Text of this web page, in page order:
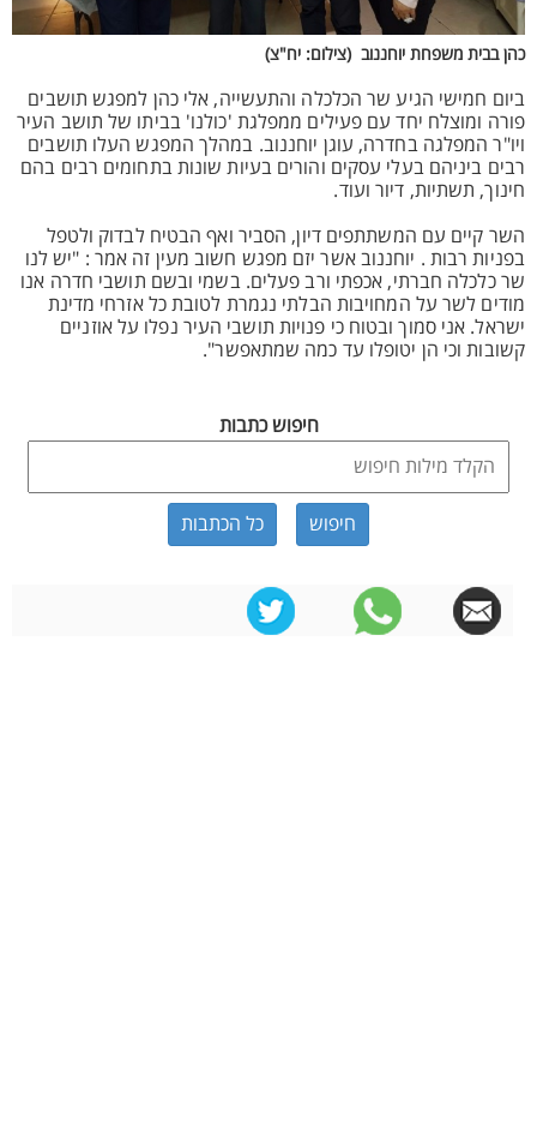
כהן בבית משפחת יוחננוב (צילום: יח"צ)
ביום חמישי הגיע שר הכלכלה והתעשייה, אלי כהן למפגש תושבים
פורה ומוצלח יחד עם פעילים ממפלגת 'כולנו' בביתו של תושב העיר
ויו"ר המפלגה בחדרה, עוגן יוחננוב. במהלך המפגש העלו תושבים
רבים ביניהם בעלי עסקים והורים בעיות שונות בתחומים רבים בהם
חינוך, תשתיות, דיור ועוד.
השר קיים עם המשתתפים דיון, הסביר ואף הבטיח לבדוק ולטפל
בפניות רבות . יוחננוב אשר יזם מפגש חשוב מעין זה אמר : "יש לנו
שר כלכלה חברתי, אכפתי ורב פעלים. בשמי ובשם תושבי חדרה אנו
מודים לשר על המחויבות הבלתי נגמרת לטובת כל אזרחי מדינת
ישראל. אני סמוך ובטוח כי פנויות תושבי העיר נפלו על אוזניים
קשובות וכי הן יטופלו עד כמה שמתאפשר".
חיפוש כתבות
כל הכתבות